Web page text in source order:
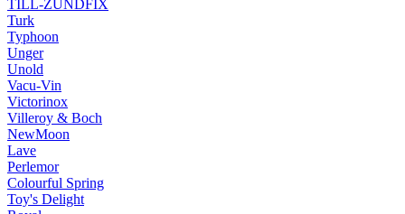
TILL-ZÜNDFIX
Turk
Typhoon
Unger
Unold
Vacu-Vin
Victorinox
Villeroy & Boch
NewMoon
Lave
Perlemor
Colourful Spring
Toy's Delight